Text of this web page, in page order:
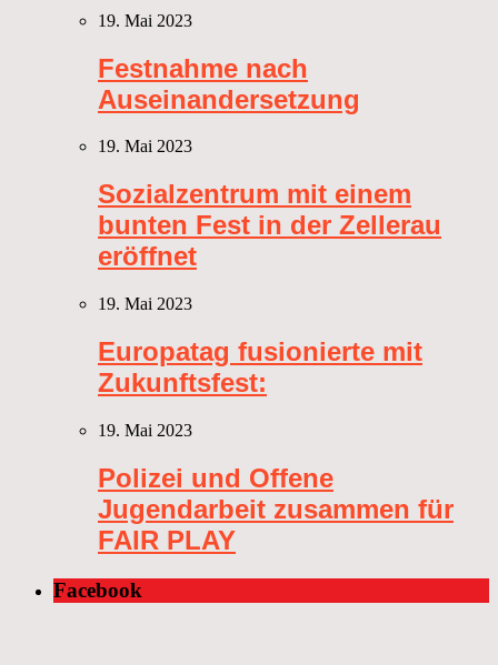
19. Mai 2023
Festnahme nach
Auseinandersetzung
19. Mai 2023
Sozialzentrum mit einem
bunten Fest in der Zellerau
eröffnet
19. Mai 2023
Europatag fusionierte mit
Zukunftsfest:
19. Mai 2023
Polizei und Offene
Jugendarbeit zusammen für
FAIR PLAY
Facebook